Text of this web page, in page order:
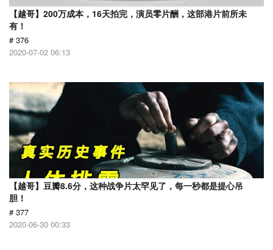
【越哥】200万成本，16天拍完，演员零片酬，这部港片前所未
有！
# 376
2020-07-02 06:13
【越哥】豆瓣8.6分，这种战争片太罕见了，每一秒都是提心吊
胆！
# 377
2020-06-30 00:33